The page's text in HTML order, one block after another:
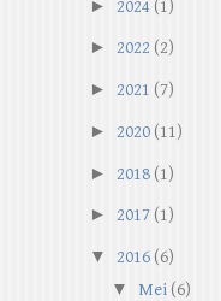
► 2024 (1)
► 2022 (2)
► 2021 (7)
► 2020 (11)
► 2018 (1)
► 2017 (1)
▼
2016 (6)
▼
Mei (6)